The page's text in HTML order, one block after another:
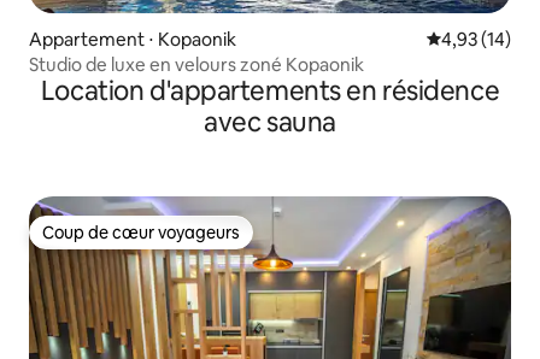
Appartement ⋅ Kopaonik Évaluation
4,93 (14)
Studio de luxe en velours zoné Kopaonik
Location d'appartements en résidence
avec sauna
Coup de cœur voyageurs
Coup de cœur voyageurs